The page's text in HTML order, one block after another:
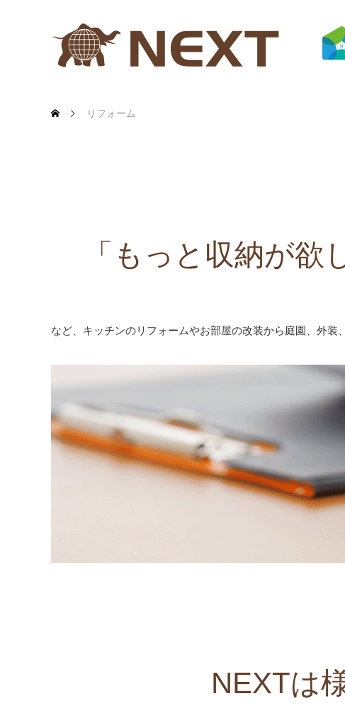
リフォーム
「もっと収納が欲
など、キッチンのリフォームやお部屋の改装から庭園、外
NEXTは